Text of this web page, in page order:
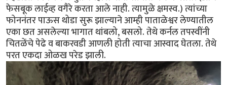
फेसबूक लाईव्ह वगैरे करता आले नाही. त्यामुळे क्षमस्व.) त्यांच्या
फोननंतर पाऊस थोडा सुरू झाल्याने आम्ही पाताळेश्वर लेण्यातील
एका छत असलेल्या भागात थांबलो, बसलो. तेथे कर्नल तपस्वींनी
चितळेंचे पेढे व बाकरवडी आणली होती त्याचा आस्वाद घेतला. तेथे
परत एकदा ओळख परेड झाली.